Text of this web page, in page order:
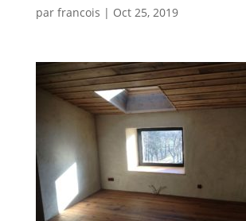
par francois | Oct 25, 2019